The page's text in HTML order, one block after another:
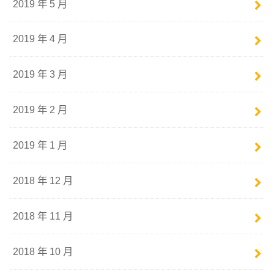
2019 年 5 月
2019 年 4 月
2019 年 3 月
2019 年 2 月
2019 年 1 月
2018 年 12 月
2018 年 11 月
2018 年 10 月